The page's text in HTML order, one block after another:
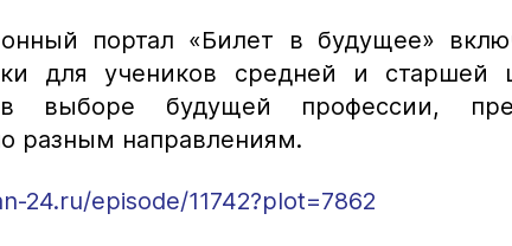
портал «Билет в будущее»
для учеников средней и старшей
выборе будущей профессии,
разным направлениям.
24.ru/episode/11742?plot=7862